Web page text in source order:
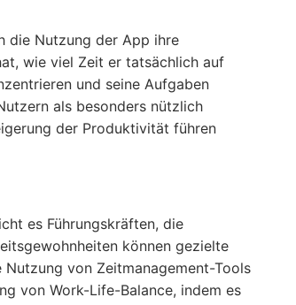
die Nutzung der App ihre
wie viel Zeit er tatsächlich auf
und seine Aufgaben
als besonders nützlich
der Produktivität führen
es Führungskräften, die
können gezielte
von Zeitmanagement-Tools
von Work-Life-Balance, indem es